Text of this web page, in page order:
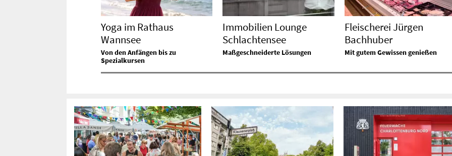
Yoga im Rathaus
Wannsee
Von den Anfängen bis zu
Spezialkursen
Immobilien Lounge
Schlachtensee
Maßgeschneiderte Lösungen
Fleischerei Jürgen
Bachhuber
Mit gutem Gewissen genießen